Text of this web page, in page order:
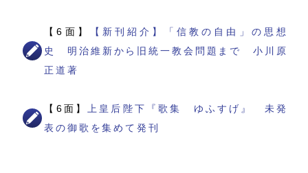
【6面】
【新刊紹介】「信教の自由」の思想
史 明治維新から旧統一教会問題まで 小川原
正道著
【6面】
上皇后陛下『歌集 ゆふすげ』 未発
表の御歌を集めて発刊